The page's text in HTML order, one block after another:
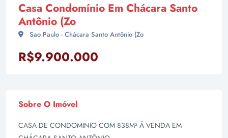
Casa Condomínio Em Chácara Santo
Antônio (Zo
Sao Paulo - Chácara Santo Antônio (Zo
R$9.900.000
Sobre O Imóvel
CASA DE CONDOMINIO COM 838M² Á VENDA EM